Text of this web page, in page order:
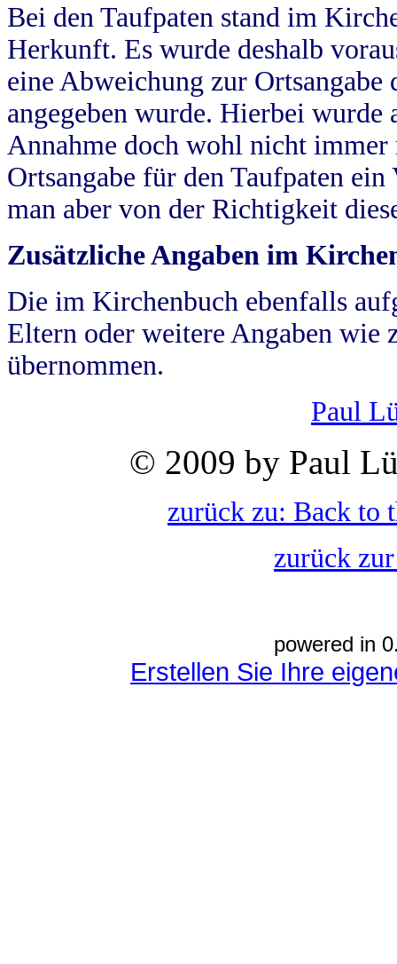
Bei den Taufpaten stand im
Herkunft. Es wurde deshalb
eine Abweichung zur
angegeben wurde. Hierbei wurde
Annahme doch wohl nicht
Ortsangabe für den Taufpaten
man aber von der Richtigkeit
Zusätzliche Angaben im
Die im Kirchenbuch ebenfalls
Eltern oder weitere Angaben wie
übernommen.
Paul
© 2009 by Paul
zurück zu: Back to
zurück
powered in
Erstellen Sie Ihre